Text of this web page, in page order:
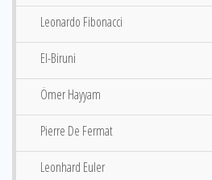
Leonardo Fibonacci
El-Biruni
Ömer Hayyam
Pierre De Fermat
Leonhard Euler